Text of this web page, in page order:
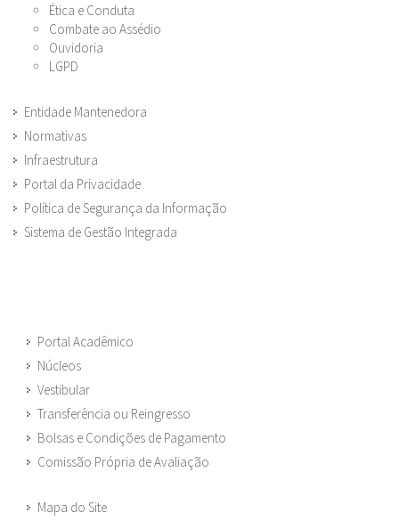
Ética e Conduta
Combate ao Assédio
Ouvidoria
LGPD
Entidade Mantenedora
Normativas
Infraestrutura
Portal da Privacidade
Política de Segurança da Informação
Sistema de Gestão Integrada
Portal Acadêmico
Núcleos
Vestibular
Transferência ou Reingresso
Bolsas e Condições de Pagamento
Comissão Própria de Avaliação
Mapa do Site